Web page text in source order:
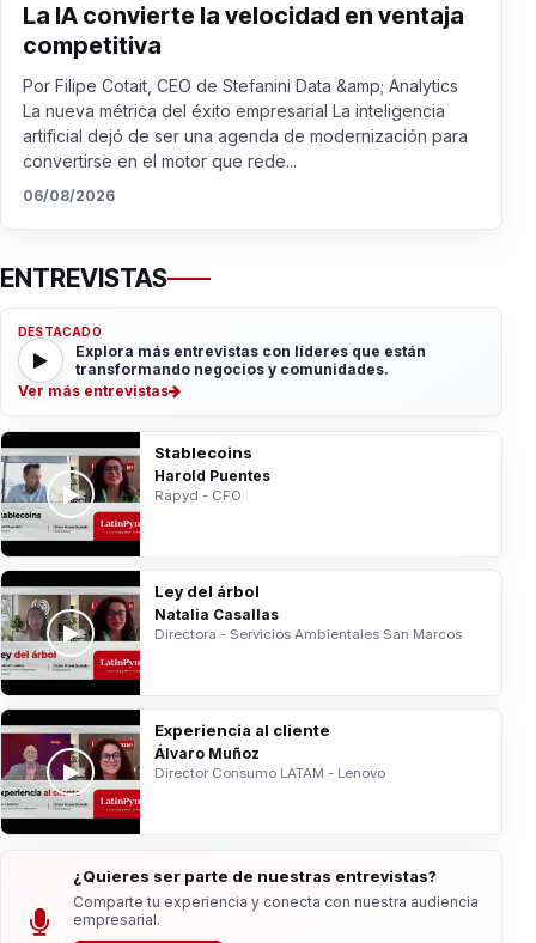
La IA convierte la velocidad en ventaja
competitiva
Por Filipe Cotait, CEO de Stefanini Data &amp; Analytics
La nueva métrica del éxito empresarial La inteligencia
artificial dejó de ser una agenda de modernización para
convertirse en el motor que rede...
06/08/2026
ENTREVISTAS
DESTACADO
Explora más entrevistas con líderes que están
transformando negocios y comunidades.
Ver más entrevistas
Stablecoins
Harold Puentes
Rapyd - CFO
Ley del árbol
Natalia Casallas
Directora - Servicios Ambientales San Marcos
Experiencia al cliente
Álvaro Muñoz
Director Consumo LATAM - Lenovo
¿Quieres ser parte de nuestras entrevistas?
Comparte tu experiencia y conecta con nuestra audiencia
empresarial.